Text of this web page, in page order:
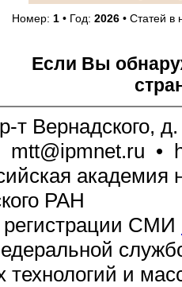
Номер: 1 • Год:2026 • Статей
Если Вы
т Вернадского,
mtt@ipmnet.ru •
академия
РАН
регистрации СМИ
и